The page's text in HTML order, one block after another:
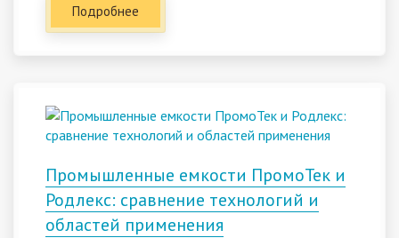
Подробнее
Промышленные емкости ПромоТек и
Родлекс: сравнение технологий и
областей применения